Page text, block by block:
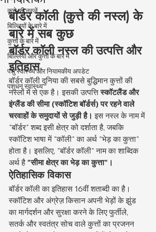
कुत्ते की नस्लें
बिल्लियों के बारे में
कुत्तों के बारे में
बिल्लियों और कुत्तों के बारे में
पशु स्वास्थ्य और नियामकीय अपडेट
पशुधन स्वास्थ्य
बॉर्डर कॉली (कुत्ते की नस्ल) के
बारे में सब कुछ
बॉर्डर कॉली नस्ल की उत्पत्ति और
इतिहास
बॉर्डर कॉली दुनिया की सबसे बुद्धिमान कुत्तों की
नस्लों में से एक है। इसकी उत्पत्ति स्कॉटलैंड और
इंग्लैंड की सीमा (स्कॉटिश बॉर्डर्स) पर रहने वाले
चरवाहों के समुदायों से जुड़ी है। इस नस्ल के नाम में
"बॉर्डर" शब्द इसी क्षेत्र को दर्शाता है, जबकि
स्कॉटिश भाषा में "कॉली" का अर्थ "भेड़ का कुत्ता"
होता है। इसलिए, "बॉर्डर कॉली" नाम का शाब्दिक
अर्थ है "सीमा क्षेत्र का भेड़ का कुत्ता"।
ऐतिहासिक विकास
बॉर्डर कॉली का इतिहास 16वीं शताब्दी का है।
स्कॉटिश और अंग्रेज़ किसान अपनी भेड़ों के झुंड
का मार्गदर्शन और सुरक्षा करने के लिए फुर्तीले,
सतर्क और स्वतंत्र सोच वाले कुत्तों का प्रजनन